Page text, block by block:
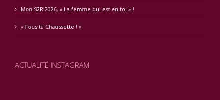
Mon S2R 2026, « La femme qui est en toi » !
« Fous ta Chaussette ! »
ACTUALITÉ INSTAGRAM